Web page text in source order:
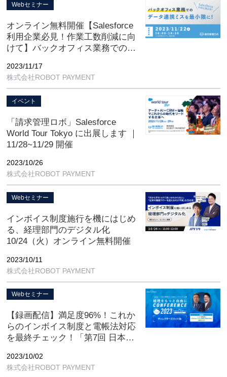
Webセミナー
オンライン無料開催【Salesforce
利用企業必見！作業工数削減に向
けて】バックオフィス業務でのデ
ある業務を実現！請求業務におけ
るSalesforce活用術
2023/11/17
株式会社ROBOT PAYMENT
イベント
「請求管理ロボ」Salesforce
World Tour Tokyo に出展します ｜
11/28~11/29 開催
2023/10/26
株式会社ROBOT PAYMENT
Webセミナー
インボイス制度施行を機にはじめ
る、経理部門のデジタル化
10/24（火）オンライン無料開催
2023/10/11
株式会社ROBOT PAYMENT
Webセミナー
【録画配信】満足度96%！これか
らのインボイス制度と電帳法対応
を最終チェック！「第7回 日本の
ス2023」10月31日（火）までオン
ライン開催
2023/10/02
株式会社ROBOT PAYMENT